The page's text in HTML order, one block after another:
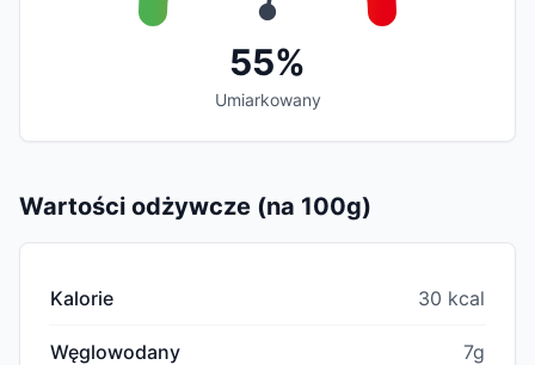
55%
Umiarkowany
Wartości odżywcze (na 100g)
Kalorie 30 kcal
Węglowodany 7g